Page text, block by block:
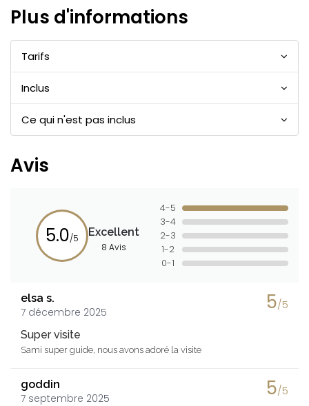
Plus d'informations
Tarifs
Inclus
Ce qui n'est pas inclus
Avis
5.0/5 Excellent
8 Avis
4-5
3-4
2-3
1-2
0-1
elsa s.
7 décembre 2025 5/5
Super visite
Sami super guide, nous avons adoré la visite
goddin
7 septembre 2025 5/5